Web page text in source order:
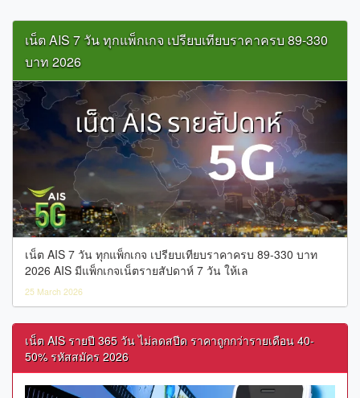
เน็ต AIS 7 วัน ทุกแพ็กเกจ เปรียบเทียบราคาครบ 89-330
บาท 2026
เน็ต AIS 7 วัน ทุกแพ็กเกจ เปรียบเทียบราคาครบ 89-330 บาท
2026 AIS มีแพ็กเกจเน็ตรายสัปดาห์ 7 วัน ให้เล
25 March 2026
เน็ต AIS รายปี 365 วัน ไม่ลดสปีด ราคาถูกกว่ารายเดือน 40-
50% รหัสสมัคร 2026